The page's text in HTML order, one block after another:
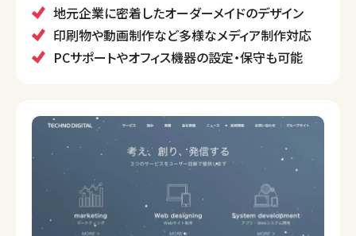
ントのニーズに応じたオーダーメイドのサービスを展
開しています。
また、オフィス機器のサポートや、更新保守のサービス
地元企業に密着したオーダーメイドのデザイン
印刷物や動画制作など多様なメディア制作対応
PCサポートやオフィス機器の設定・保守も可能